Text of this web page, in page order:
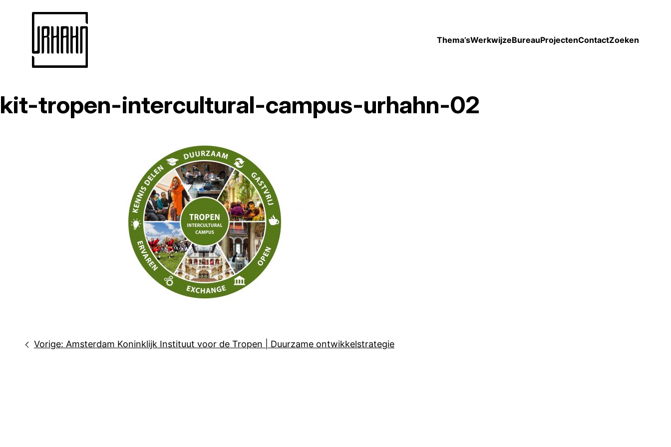
Naar
inhoud
Thema’sWerkwijzeBureauProjectenContactZoeken
kit-tropen-intercultural-campus-urhahn-02
Bericht
Vorige: Amsterdam Koninklijk Instituut voor de Tropen | Duurzame ontwikkelstrategie